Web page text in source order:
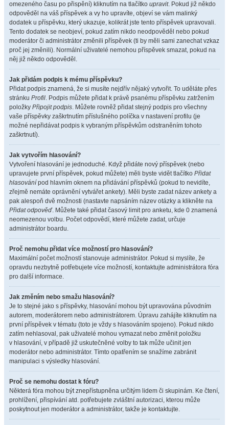
omezeného času po přispění) kliknutím na tlačítko upravit. Pokud již někdo
odpověděl na váš příspěvek a vy ho upravíte, objeví se vám malinký
dodatek u příspěvku, který ukazuje, kolikrát jste tento příspěvek upravovali.
Tento dodatek se neobjeví, pokud zatím nikdo neodpověděl nebo pokud
moderátor či administrátor změnili příspěvek (ti by měli sami zanechat vzkaz
proč jej změnili). Normální uživatelé nemohou příspěvek smazat, pokud na
něj již někdo odpověděl.
Jak přidám podpis k mému příspěvku?
Přidat podpis znamená, že si musíte nejdřív nějaký vytvořit. To uděláte přes
stránku Profil. Podpis můžete přidat k právě psanému příspěvku zatržením
položky Připojit podpis. Můžete rovněž přidat stejný podpis pro všechny
vaše příspěvky zaškrtnutím příslušného políčka v nastavení profilu (je
možné nepřidávat podpis k vybraným příspěvkům odstraněním tohoto
zaškrtnutí).
Jak vytvořím hlasování?
Vytvoření hlasování je jednoduché. Když přidáte nový příspěvek (nebo
upravujete první příspěvek, pokud můžete) měli byste vidět tlačítko Přidat
hlasování pod hlavním oknem na přidávání příspěvků (pokud to nevidíte,
zřejmě nemáte oprávnění vytvářet ankety). Měli byste zadat název ankety a
pak alespoň dvě možnosti (nastavte napsáním název otázky a klikněte na
Přidat odpověď. Můžete také přidat časový limit pro anketu, kde 0 znamená
neomezenou volbu. Počet odpovědí, které můžete zadat, určuje
administrátor boardu.
Proč nemohu přidat více možností pro hlasování?
Maximální počet možností stanovuje administrátor. Pokud si myslíte, že
opravdu nezbytně potřebujete více možností, kontaktujte administrátora fóra
pro další informace.
Jak změním nebo smažu hlasování?
Je to stejné jako s příspěvky, hlasování mohou být upravována původním
autorem, moderátorem nebo administrátorem. Úpravu zahájíte kliknutím na
první příspěvek v tématu (toto je vždy s hlasováním spojeno). Pokud nikdo
zatím nehlasoval, pak uživatelé mohou vymazat nebo změnit položku
v hlasování, v případě již uskutečněné volby to tak může učinit jen
moderátor nebo administrátor. Tímto opatřením se snažíme zabránit
manipulaci s výsledky hlasování.
Proč se nemohu dostat k fóru?
Některá fóra mohou být znepřístupněna určitým lidem či skupinám. Ke čtení,
prohlížení, přispívání atd. potřebujete zvláštní autorizaci, kterou může
poskytnout jen moderátor a administrátor, takže je kontaktujte.